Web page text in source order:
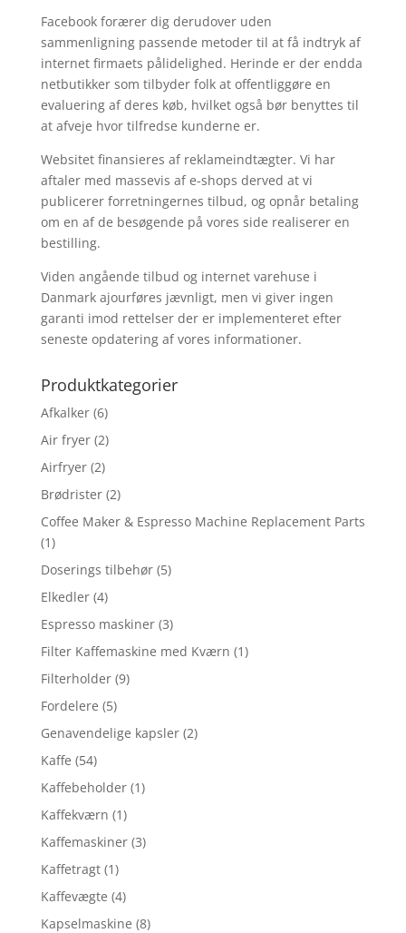
Facebook forærer dig derudover uden
sammenligning passende metoder til at få indtryk af
internet firmaets pålidelighed. Herinde er der endda
netbutikker som tilbyder folk at offentliggøre en
evaluering af deres køb, hvilket også bør benyttes til
at afveje hvor tilfredse kunderne er.
Websitet finansieres af reklameindtægter. Vi har
aftaler med massevis af e-shops derved at vi
publicerer forretningernes tilbud, og opnår betaling
om en af de besøgende på vores side realiserer en
bestilling.
Viden angående tilbud og internet varehuse i
Danmark ajourføres jævnligt, men vi giver ingen
garanti imod rettelser der er implementeret efter
seneste opdatering af vores informationer.
Produktkategorier
Afkalker (6)
Air fryer (2)
Airfryer (2)
Brødrister (2)
Coffee Maker & Espresso Machine Replacement Parts
(1)
Doserings tilbehør (5)
Elkedler (4)
Espresso maskiner (3)
Filter Kaffemaskine med Kværn (1)
Filterholder (9)
Fordelere (5)
Genavendelige kapsler (2)
Kaffe (54)
Kaffebeholder (1)
Kaffekværn (1)
Kaffemaskiner (3)
Kaffetragt (1)
Kaffevægte (4)
Kapselmaskine (8)